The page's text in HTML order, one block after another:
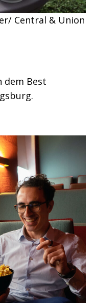
Central & Union
dem Best